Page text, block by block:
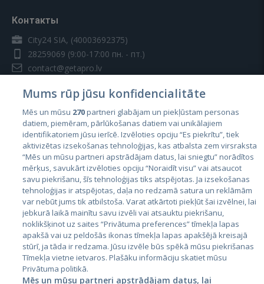
Контакты
City24 SIA, (40003692375)
28259069 (9:00-17:00 пн. - пт.)
contact@getapro.lv
Страны
Эстония
Латвия
Литва
Mums rūp jūsu konfidencialitāte
Mēs un mūsu 270partneri glabājam un piekļūstam personas
datiem, piemēram, pārlūkošanas datiem vai unikālajiem
identifikatoriem jūsu ierīcē. Izvēloties opciju “Es piekrītu”, tiek
aktivizētas izsekošanas tehnoloģijas, kas atbalsta zem virsraksta
“Mēs un mūsu partneri apstrādājam datus, lai sniegtu” norādītos
mērķus, savukārt izvēloties opciju “Noraidīt visu” vai atsaucot
savu piekrišanu, šīs tehnoloģijas tiks atspējotas. Ja izsekošanas
tehnoloģijas ir atspējotas, daļa no redzamā satura un reklāmām
var nebūt jums tik atbilstoša. Varat atkārtoti piekļūt šai izvēlnei, lai
jebkurā laikā mainītu savu izvēli vai atsauktu piekrišanu,
noklikšķinot uz saites “Privātuma preferences” tīmekļa lapas
apakšā vai uz peldošās ikonas tīmekļa lapas apakšējā kreisajā
stūrī, ja tāda ir redzama. Jūsu izvēle būs spēkā mūsu piekrišanas
Tīmekļa vietne ietvaros. Plašāku informāciju skatiet mūsu
Privātuma politikā.
Mēs un mūsu partneri apstrādājam datus, lai